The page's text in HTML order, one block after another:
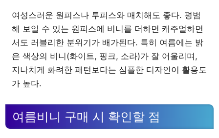
여성스러운 원피스나 투피스와 매치해도 좋다. 평범
해 보일 수 있는 원피스에 비니를 더하면 캐주얼하면
서도 러블리한 분위기가 배가된다. 특히 여름에는 밝
은 색상의 비니(화이트, 핑크, 소라)가 잘 어울리며,
지나치게 화려한 패턴보다는 심플한 디자인이 활용도
가 높다.
여름비니 구매 시 확인할 점